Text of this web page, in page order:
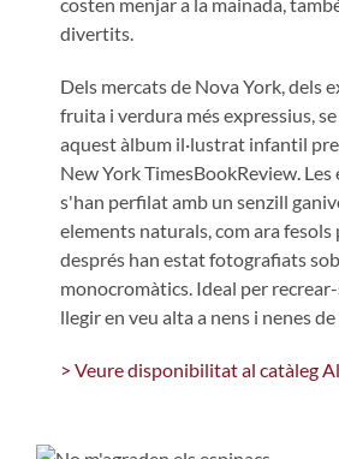
divertits.
Dels mercats de Nova York, dels
fruita i verdura més expressius,
aquest àlbum il·lustrat infantil
New York TimesBookReview. Les
s'han perfilat amb un senzill
elements naturals, com ara fesols
després han estat fotografiats
monocromàtics. Ideal per
llegir en veu alta a nens i nenes de
> Veure disponibilitat al catàleg